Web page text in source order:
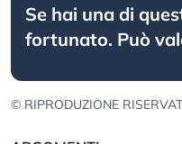
Se hai una di
fortunato. Può
© RIPRODUZIONE